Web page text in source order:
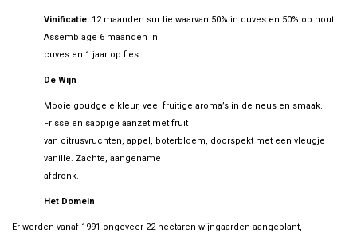
Vinificatie: 12 maanden sur lie waarvan 50% in cuves en 50% op hout.
Assemblage 6 maanden in
cuves en 1 jaar op fles.
De Wijn
Mooie goudgele kleur, veel fruitige aroma’s in de neus en smaak.
Frisse en sappige aanzet met fruit
van citrusvruchten, appel, boterbloem, doorspekt met een vleugje
vanille. Zachte, aangename
afdronk.
Het Domein
Er werden vanaf 1991 ongeveer 22 hectaren wijngaarden aangeplant,